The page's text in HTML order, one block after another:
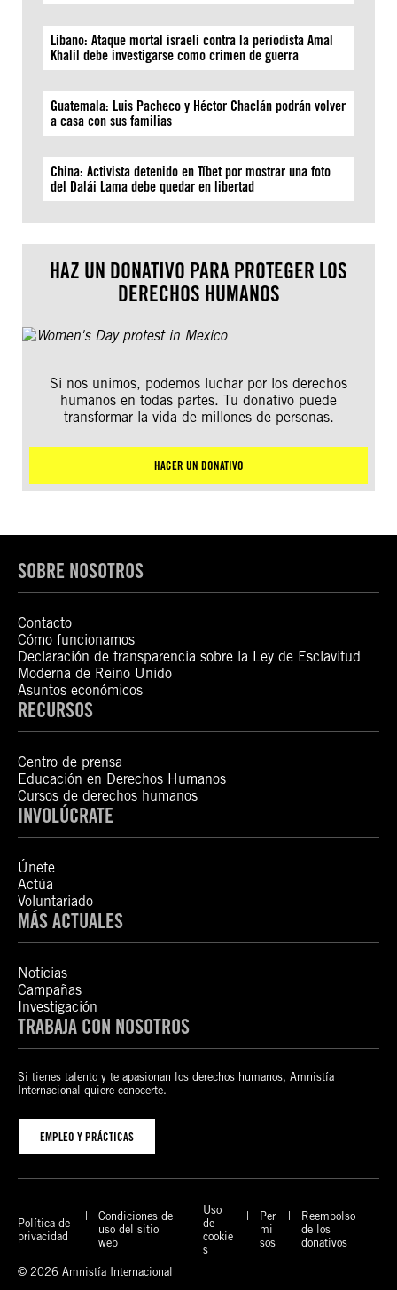
Líbano: Ataque mortal israelí contra la periodista Amal
Khalil debe investigarse como crimen de guerra
Guatemala: Luis Pacheco y Héctor Chaclán podrán volver
a casa con sus familias
China: Activista detenido en Tíbet por mostrar una foto
del Dalái Lama debe quedar en libertad
HAZ UN DONATIVO PARA PROTEGER LOS
DERECHOS HUMANOS
Si nos unimos, podemos luchar por los derechos
humanos en todas partes. Tu donativo puede
transformar la vida de millones de personas.
HACER UN DONATIVO
SOBRE NOSOTROS
Contacto
Cómo funcionamos
Declaración de transparencia sobre la Ley de Esclavitud
Moderna de Reino Unido
Asuntos económicos
RECURSOS
Centro de prensa
Educación en Derechos Humanos
Cursos de derechos humanos
INVOLÚCRATE
Únete
Actúa
Voluntariado
MÁS ACTUALES
Noticias
Campañas
Investigación
TRABAJA CON NOSOTROS
Si tienes talento y te apasionan los derechos humanos, Amnistía
Internacional quiere conocerte.
EMPLEO Y PRÁCTICAS
Política de
privacidad
Condiciones de
uso del sitio
web
Uso
de
cookie
s
Per
mi
sos
Reembolso
de los
donativos
© 2026 Amnistía Internacional